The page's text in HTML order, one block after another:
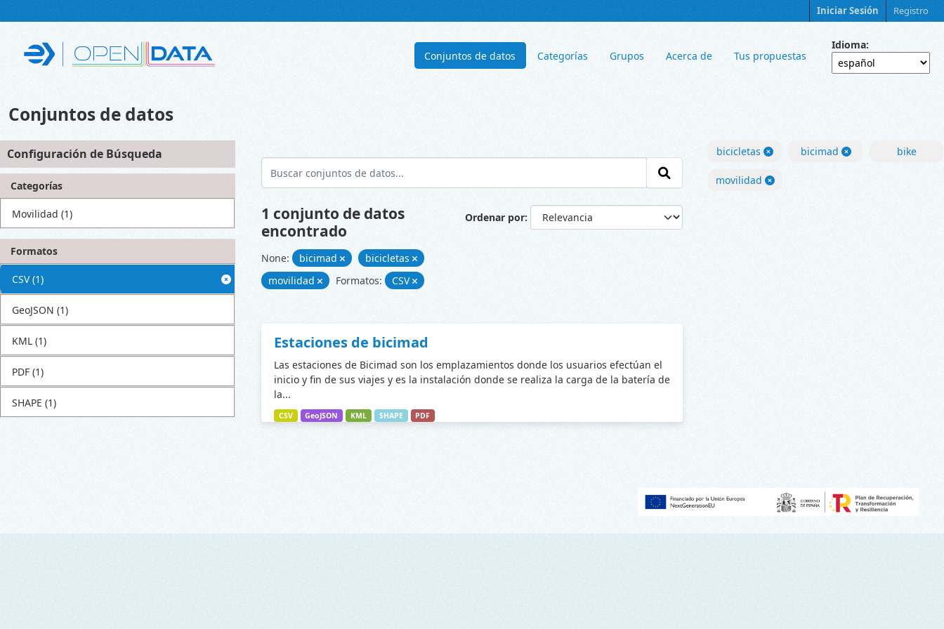
Iniciar Sesión Registro
Conjuntos de datos Categorías Grupos Acerca de Tus propuestas
Idioma
Conjuntos de datos
Configuración de Búsqueda
Categorías
Movilidad (1)
Formatos
CSV (1)
GeoJSON (1)
KML (1)
PDF (1)
SHAPE (1)
Ordenar por
1 conjunto de datos
encontrado
None: bicimad
bicicletas
movilidad
Formatos: CSV
Estaciones de bicimad
Las estaciones de Bicimad son los emplazamientos donde los usuarios efectúan el
inicio y fin de sus viajes y es la instalación donde se realiza la carga de la batería de
la...
CSV GeoJSON KML SHAPE PDF
bicicletas bicimad bike
movilidad